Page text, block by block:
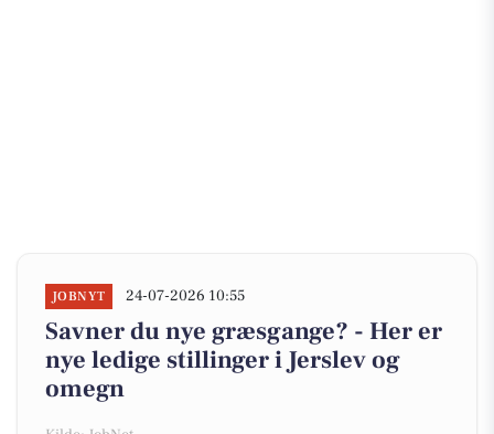
JOBNYT 24-07-2026 10:55
Savner du nye græsgange? - Her er
nye ledige stillinger i Jerslev og
omegn